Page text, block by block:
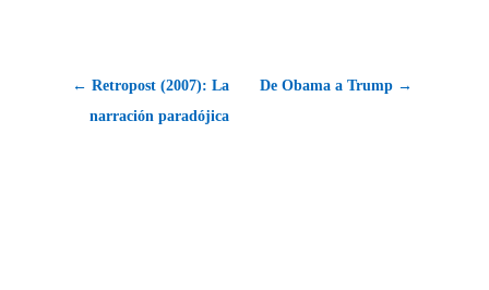
← Retropost (2007): La
narración paradójica
De Obama a Trump →